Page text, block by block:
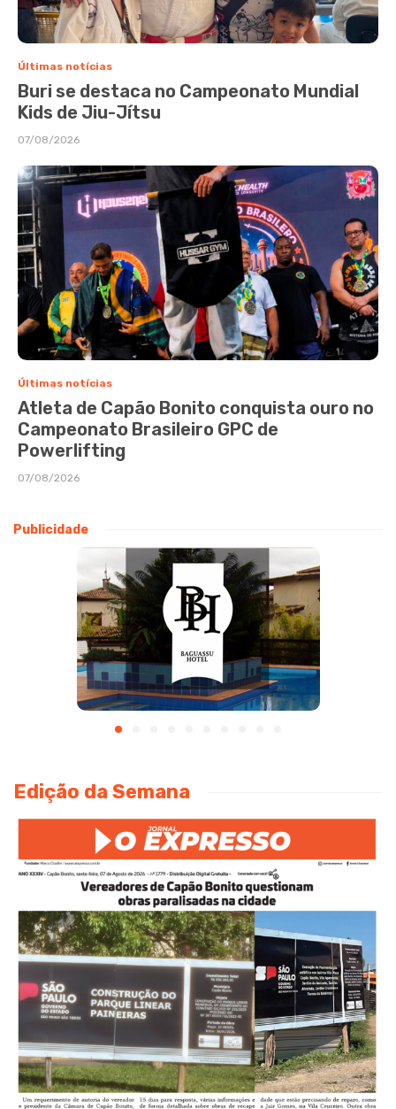
Últimas notícias
Buri se destaca no Campeonato Mundial
Kids de Jiu-Jítsu
07/08/2026
Últimas notícias
Atleta de Capão Bonito conquista ouro no
Campeonato Brasileiro GPC de
Powerlifting
07/08/2026
Publicidade
Edição da Semana